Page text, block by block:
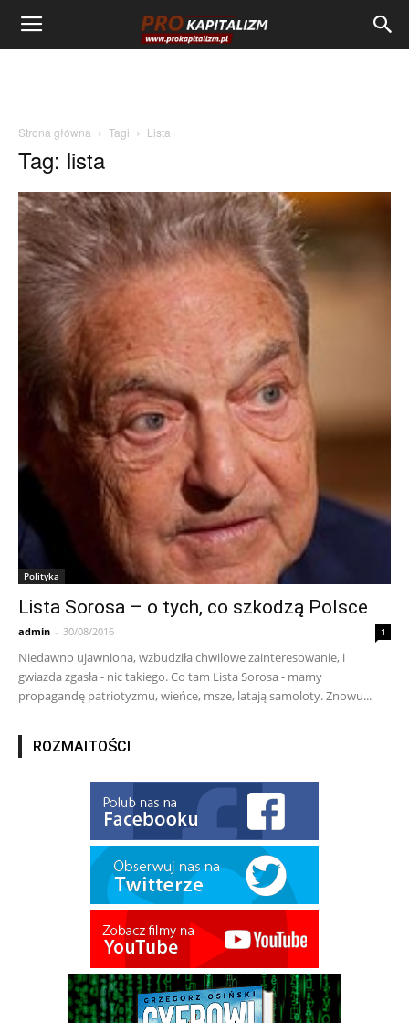
Strona główna Tagi Lista
Tag: lista
Polityka
Lista Sorosa – o tych, co szkodzą Polsce
admin - 30/08/2016 1
Niedawno ujawniona, wzbudziła chwilowe zainteresowanie, i
gwiazda zgasła - nic takiego. Co tam Lista Sorosa - mamy
propagandę patriotyzmu, wieńce, msze, latają samoloty. Znowu...
ROZMAITOŚCI